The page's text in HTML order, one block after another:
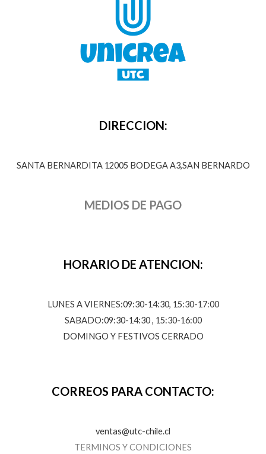
DIRECCION:
SANTA BERNARDITA 12005 BODEGA A3,SAN BERNARDO
MEDIOS DE PAGO
HORARIO DE ATENCION:
LUNES A VIERNES:09:30-14:30, 15:30-17:00
SABADO:09:30-14:30 , 15:30-16:00
DOMINGO Y FESTIVOS CERRADO
CORREOS PARA CONTACTO:
ventas@utc-chile.cl
TERMINOS Y CONDICIONES